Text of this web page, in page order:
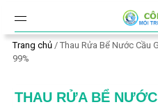
Trang chủ / Thau Rửa Bể Nước Cầu
99%
THAU RỬA BỂ